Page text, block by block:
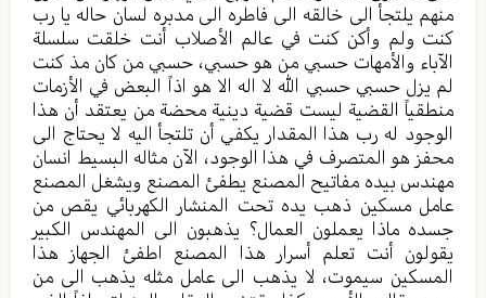
منهم يلتجأ الى خالقه الى فاطره الى مدبره لسان حاله يا رب
كنت ولم وأكن كنت في عالم الأصلاب أنت خلقت سلسلة
الآباء والأمهات حسبي من هو حسبي، حسبي من كان مذ كنت
لم يزل حسبي حسبي الله لا اله الا هو اذاً البعض في الأزمات
منطقياً القضية ليست قضية دينية محضة من يعتقد أن هذا
الوجود له رب هذا المقدار يكفي أن تلتجأ اليه لا يحتاج الى
محفز هو المتصرف في هذا الوجود، الآن مثاله البسيط انسان
مهندس بيده مفاتيح المصنع يطفئ المصنع ويشغل المصنع
عامل مسكين ذهب يده تحت المنشار الكهربائي يقص من
جسده ماذا يعملون العمال؟ يذهبون الى المهندس الكبير
يقولون أنت تعلم أسرار هذا المصنع اطفئ الجهاز هذا
المسكين سيموت، لا يذهب الى عامل مثله يذهب الى من